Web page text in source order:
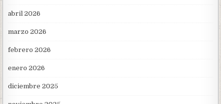
abril 2026
marzo 2026
febrero 2026
enero 2026
diciembre 2025